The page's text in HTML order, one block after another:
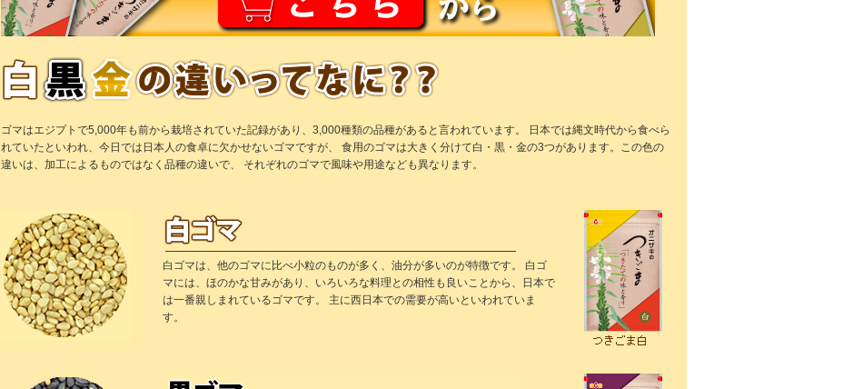
ゴマはエジプトで5,000年も前から栽培されていた記録があり、3,000種類の品種があると言われています。 日本では縄文時代から食べら
れていたといわれ、今日では日本人の食卓に欠かせないゴマですが、 食用のゴマは大きく分けて白・黒・金の3つがあります。この色の
違いは、加工によるものではなく品種の違いで、 それぞれのゴマで風味や用途なども異なります。
白ゴマは、他のゴマに比べ小粒のものが多く、油分が多いのが特徴です。 白ゴ
マには、ほのかな甘みがあり、いろいろな料理との相性も良いことから、日本で
は一番親しまれているゴマです。 主に西日本での需要が高いといわれていま
す。